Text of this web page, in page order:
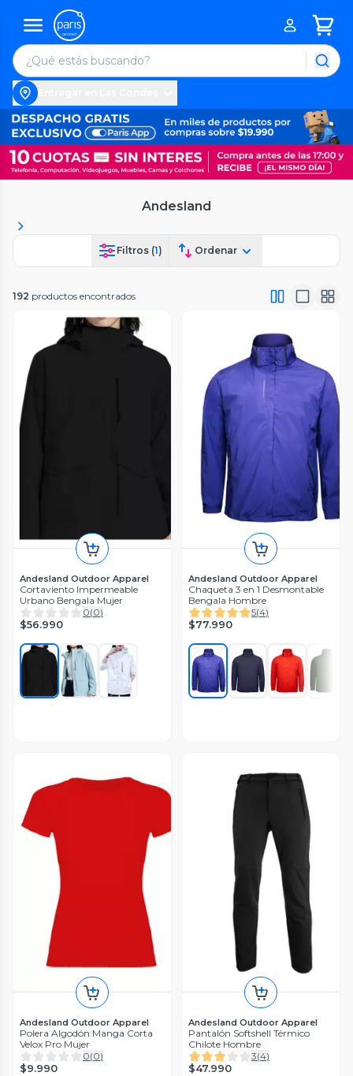
Andesland
Filtros (1) Ordenar
192 productos encontrados
Andesland Outdoor Apparel
Cortaviento Impermeable
Urbano Bengala Mujer
0(0)
$56.990
Andesland Outdoor Apparel
Chaqueta 3 en 1 Desmontable
Bengala Hombre
5(4)
$77.990
Andesland Outdoor Apparel
Polera Algodón Manga Corta
Velox Pro Mujer
0(0)
$9.990
Andesland Outdoor Apparel
Pantalón Softshell Térmico
Chilote Hombre
3(4)
$47.990